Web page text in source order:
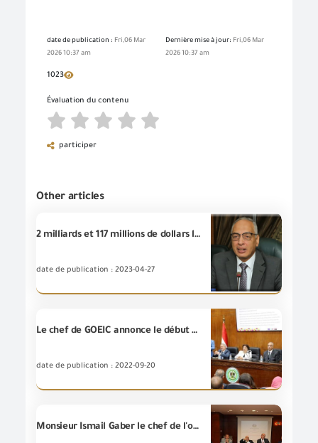
date de publication : Fri,06 Mar
2026 10:37 am
Dernière mise à jour: Fri,06 Mar
2026 10:37 am
1023
Évaluation du contenu
participer
Other articles
2 milliards et 117 millions de dollars le volume des échanges commerciaux entre l’Egypte et le continent africain (la Libye, le Soudan, l’Algérie, le Maroc et la Tunisie sont les 5 premiers marchés destinataires des exportations égyptiennes)
date de publication : 2023-04-27
Le chef de GOEIC annonce le début de l’enregistrement du programme du système" L'exportateur accrédité "sur le site Web de l’Autorité à partir du début d’octobre
date de publication : 2022-09-20
Monsieur Ismail Gaber le chef de l'organisation de contrôle des exportations et des importations a accepté l'invitation soumise par l'association des investisseurs du 6 Octobre